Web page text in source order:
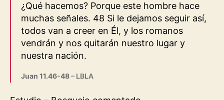
¿Qué hacemos? Porque este hombre hace
muchas señales. 48 Si le dejamos seguir así,
todos van a creer en Él, y los romanos
vendrán y nos quitarán nuestro lugar y
nuestra nación.
Juan 11.46-48– LBLA